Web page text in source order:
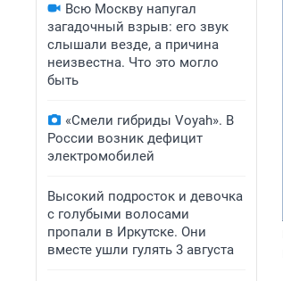
Всю Москву напугал
загадочный взрыв: его звук
слышали везде, а причина
неизвестна. Что это могло
быть
«Смели гибриды Voyah». В
России возник дефицит
электромобилей
Высокий подросток и девочка
с голубыми волосами
пропали в Иркутске. Они
вместе ушли гулять 3 августа